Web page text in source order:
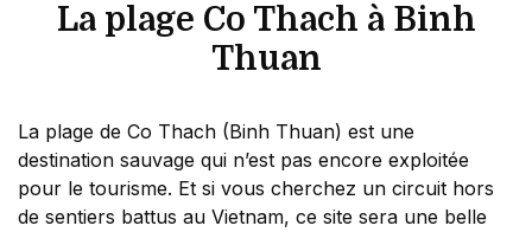
La plage Co Thach à Binh
Thuan
La plage de Co Thach (Binh Thuan) est une
destination sauvage qui n’est pas encore exploitée
pour le tourisme. Et si vous cherchez un circuit hors
de sentiers battus au Vietnam, ce site sera une belle